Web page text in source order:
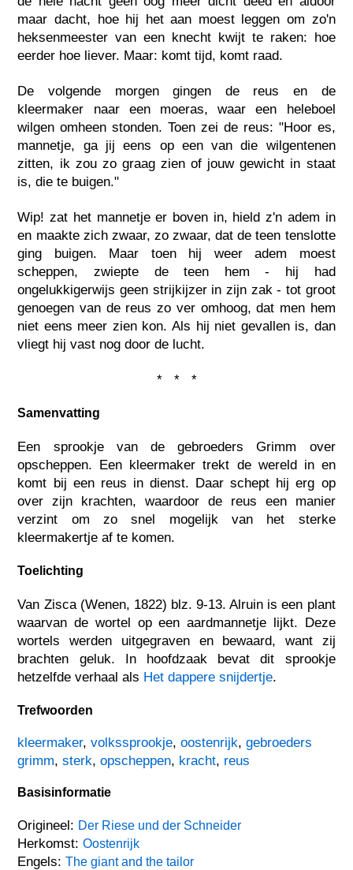
maar dacht, hoe hij het aan moest leggen om zo'n
heksenmeester van een knecht kwijt te raken: hoe
eerder hoe liever. Maar: komt tijd, komt raad.
De volgende morgen gingen de reus en de
kleermaker naar een moeras, waar een heleboel
wilgen omheen stonden. Toen zei de reus: "Hoor es,
mannetje, ga jij eens op een van die wilgentenen
zitten, ik zou zo graag zien of jouw gewicht in staat
is, die te buigen."
Wip! zat het mannetje er boven in, hield z'n adem in
en maakte zich zwaar, zo zwaar, dat de teen tenslotte
ging buigen. Maar toen hij weer adem moest
scheppen, zwiepte de teen hem - hij had
ongelukkigerwijs geen strijkijzer in zijn zak - tot groot
genoegen van de reus zo ver omhoog, dat men hem
niet eens meer zien kon. Als hij niet gevallen is, dan
vliegt hij vast nog door de lucht.
* * *
Samenvatting
Een sprookje van de gebroeders Grimm over
opscheppen. Een kleermaker trekt de wereld in en
komt bij een reus in dienst. Daar schept hij erg op
over zijn krachten, waardoor de reus een manier
verzint om zo snel mogelijk van het sterke
kleermakertje af te komen.
Toelichting
Van Zisca (Wenen, 1822) blz. 9-13. Alruin is een plant
waarvan de wortel op een aardmannetje lijkt. Deze
wortels werden uitgegraven en bewaard, want zij
brachten geluk. In hoofdzaak bevat dit sprookje
hetzelfde verhaal als Het dappere snijdertje.
Trefwoorden
kleermaker,volkssprookje,oostenrijk,gebroeders
grimm,sterk,opscheppen, kracht, reus
Basisinformatie
Origineel: Der Riese und der Schneider
Herkomst:Oostenrijk
Engels:The giant and the tailor